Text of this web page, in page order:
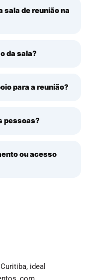
sala de reunião na
da sala?
para a reunião?
pessoas?
ou acesso
ideal